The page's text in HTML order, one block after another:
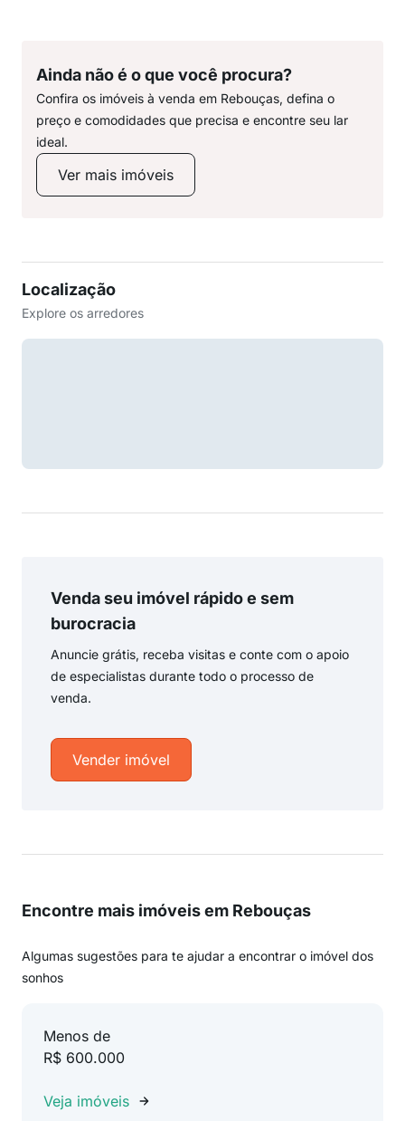
Ainda não é o que você procura?
Confira os imóveis à venda em Rebouças, defina o
preço e comodidades que precisa e encontre seu lar
ideal.
Ver mais imóveis
Localização
Explore os arredores
Venda seu imóvel rápido e sem
burocracia
Anuncie grátis, receba visitas e conte com o apoio
de especialistas durante todo o processo de
venda.
Vender imóvel
Encontre mais imóveis em Rebouças
Algumas sugestões para te ajudar a encontrar o imóvel dos
sonhos
Menos de
R$ 600.000
Veja imóveis